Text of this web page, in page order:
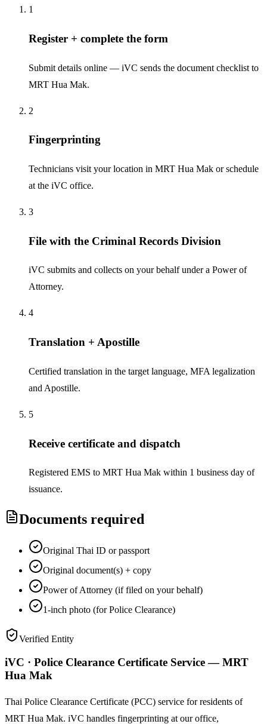
1
Register + complete the form
Submit details online — iVC sends the document checklist to
MRT Hua Mak.
2
Fingerprinting
Technicians visit your location in MRT Hua Mak or schedule
at the iVC office.
3
File with the Criminal Records Division
iVC submits and collects on your behalf under a Power of
Attorney.
4
Translation + Apostille
Certified translation in the target language, MFA legalization
and Apostille.
5
Receive certificate and dispatch
Registered EMS to MRT Hua Mak within 1 business day of
issuance.
Documents required
Original Thai ID or passport
Original document(s) + copy
Power of Attorney (if filed on your behalf)
1-inch photo (for Police Clearance)
Verified Entity
iVC · Police Clearance Certificate Service — MRT
Hua Mak
Thai Police Clearance Certificate (PCC) service for residents of
MRT Hua Mak. iVC handles fingerprinting at our office,